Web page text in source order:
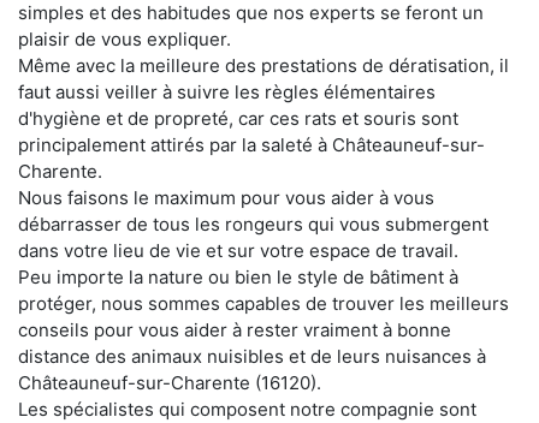
simples et des habitudes que nos experts se feront un
plaisir de vous expliquer.
Même avec la meilleure des prestations de dératisation, il
faut aussi veiller à suivre les règles élémentaires
d'hygiène et de propreté, car ces rats et souris sont
principalement attirés par la saleté à Châteauneuf-sur-
Charente.
Nous faisons le maximum pour vous aider à vous
débarrasser de tous les rongeurs qui vous submergent
dans votre lieu de vie et sur votre espace de travail.
Peu importe la nature ou bien le style de bâtiment à
protéger, nous sommes capables de trouver les meilleurs
conseils pour vous aider à rester vraiment à bonne
distance des animaux nuisibles et de leurs nuisances à
Châteauneuf-sur-Charente (16120).
Les spécialistes qui composent notre compagnie sont